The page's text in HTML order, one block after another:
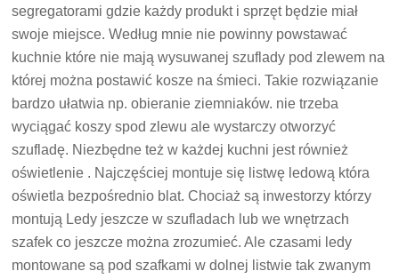
segregatorami gdzie każdy produkt i sprzęt będzie miał
swoje miejsce. Według mnie nie powinny powstawać
kuchnie które nie mają wysuwanej szuflady pod zlewem na
której można postawić kosze na śmieci. Takie rozwiązanie
bardzo ułatwia np. obieranie ziemniaków. nie trzeba
wyciągać koszy spod zlewu ale wystarczy otworzyć
szufladę. Niezbędne też w każdej kuchni jest również
oświetlenie . Najczęściej montuje się listwę ledową która
oświetla bezpośrednio blat. Chociaż są inwestorzy którzy
montują Ledy jeszcze w szufladach lub we wnętrzach
szafek co jeszcze można zrozumieć. Ale czasami ledy
montowane są pod szafkami w dolnej listwie tak zwanym